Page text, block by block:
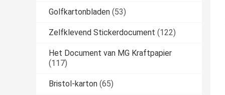
Golfkartonbladen (53)
Zelfklevend Stickerdocument (122)
Het Document van MG Kraftpapier
(117)
Bristol-karton (65)